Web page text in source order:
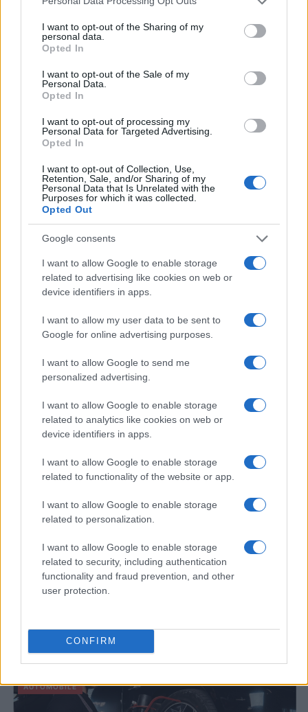
not limited to your visit or usage behaviour. You may click to
grant or deny consent to Google and its third-party tags to
use your data for below specified purposes in below Google
consent section.
I want to opt-out of the Sharing of my
personal data.
Opted In
I want to opt-out of the Sale of my
Personal Data.
Opted In
I want to opt-out of processing my
Personal Data for Targeted Advertising.
Opted In
I want to opt-out of Collection, Use,
Retention, Sale, and/or Sharing of my
Personal Data that Is Unrelated with the
Purposes for which it was collected.
Opted Out
Google consents
I want to allow Google to enable storage
related to advertising like cookies on web or
device identifiers in apps.
I want to allow my user data to be sent to
Google for online advertising purposes.
I want to allow Google to send me
personalized advertising.
I want to allow Google to enable storage
related to analytics like cookies on web or
device identifiers in apps.
I want to allow Google to enable storage
related to functionality of the website or app.
I want to allow Google to enable storage
related to personalization.
I want to allow Google to enable storage
related to security, including authentication
functionality and fraud prevention, and other
user protection.
CONFIRM
Infos.fr Unit
À lire aussi
Réparations automobiles 2025: le guide malin pour réduire la
Infos Rédaction · 27 Août 2025
AUTOMOBILE